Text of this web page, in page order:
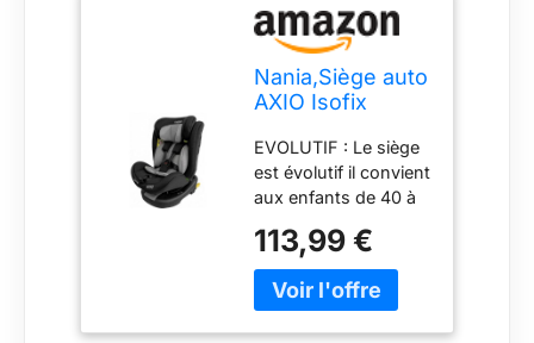
des longs trajets.
Nania,Siège auto
AXIO Isofix
Size 40-150 cm -
Evolutif dès la
naissance
jusqu'à 12 ans
environ - Groupe
0-1-2-3 -
Fixations isofix -
Protections
EVOLUTIF : Le siège
est évolutif il convient
aux enfants de 40 à
naissance jusqu’à 12
ans environ. Plus
besoin de changer de
113,99 €